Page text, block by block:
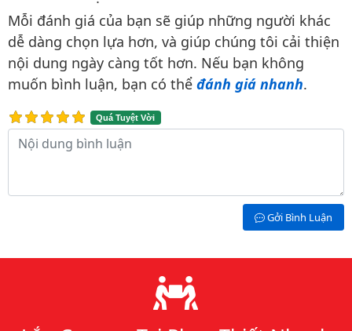
Mỗi đánh giá của bạn sẽ giúp những người khác
dễ dàng chọn lựa hơn, và giúp chúng tôi cải thiện
nội dung ngày càng tốt hơn. Nếu bạn không
muốn bình luận, bạn có thể đánh giá nhanh.
Quá Tuyệt Vời
Nội dung bình luận
Gởi Bình Luận
Lý do chọn chúng tôi